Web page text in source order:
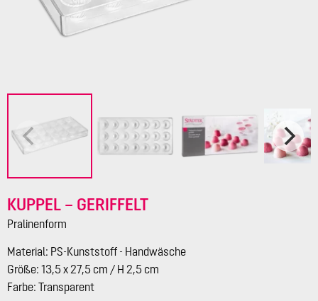
KUPPEL – GERIFFELT
Pralinenform
Material: PS-Kunststoff - Handwäsche
Größe: 13,5 x 27,5 cm / H 2,5 cm
Farbe: Transparent